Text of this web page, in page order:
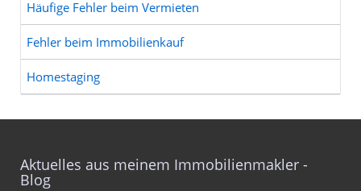
Häufige Fehler beim Vermieten
Fehler beim Immobilienkauf
Homestaging
Aktuelles aus meinem Immobilienmakler -
Blog